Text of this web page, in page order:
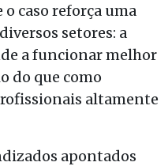
caso reforça uma
setores: a
a funcionar melhor
do que como
altamente
apontados